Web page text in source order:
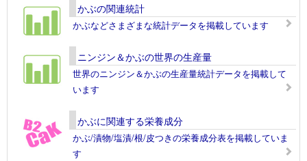
かぶの関連統計
かぶなどさまざまな統計データを掲載しています
ニンジン＆かぶの世界の生産量
世界のニンジン＆かぶの生産量統計データを掲載して
います
かぶに関連する栄養成分
かぶ/漬物/塩漬/根/皮つきの栄養成分表を掲載していま
す